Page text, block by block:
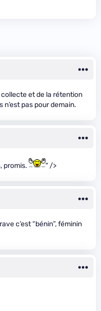
collecte et de la rétention
pas pour demain.
promis. " />
c’est “bénin”, féminin